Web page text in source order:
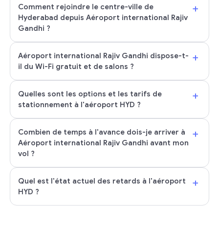
Comment rejoindre le centre-ville de
Hyderabad depuis Aéroport international Rajiv
Gandhi ?
+
Aéroport international Rajiv Gandhi dispose-t-
il du Wi-Fi gratuit et de salons ?
+
Quelles sont les options et les tarifs de
stationnement à l'aéroport HYD ?
+
Combien de temps à l'avance dois-je arriver à
Aéroport international Rajiv Gandhi avant mon
vol ?
+
Quel est l'état actuel des retards à l'aéroport
HYD ?
+